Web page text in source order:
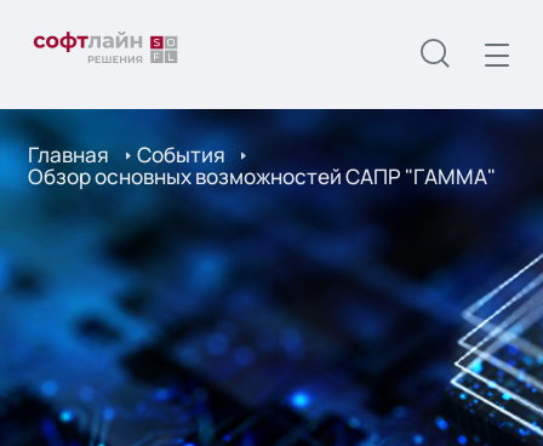
Главная События
Обзор основных возможностей САПР "ГАММА"